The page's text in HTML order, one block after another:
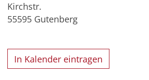
Kirchstr.
55595 Gutenberg
In Kalender eintragen